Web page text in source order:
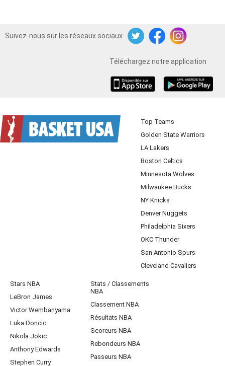
Suivez-nous sur les réseaux sociaux
TwitterFacebookInstagram
Téléchargez notre application
Top Teams
Golden State Warriors
LA Lakers
Boston Celtics
Minnesota Wolves
Milwaukee Bucks
NY Knicks
Denver Nuggets
Philadelphia Sixers
OKC Thunder
San Antonio Spurs
Cleveland Cavaliers
Stars NBA
LeBron James
Victor Wembanyama
Luka Doncic
Nikola Jokic
Anthony Edwards
Stephen Curry
Stats / Classements
NBA
Classement NBA
Résultats NBA
Scoreurs NBA
Rebondeurs NBA
Passeurs NBA